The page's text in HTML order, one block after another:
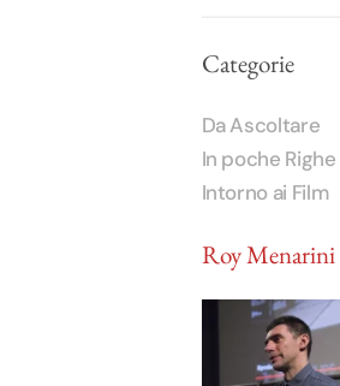
Categorie
Da Ascoltare
In poche Righe
Intorno ai Film
Roy Menarini